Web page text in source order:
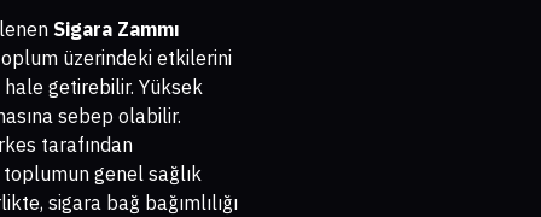
Sigara Zammı
üzerindeki etkilerini
hale getirebilir. Yüksek
sebep olabilir.
tarafından
genel sağlık
sigara bağ bağımlılığı